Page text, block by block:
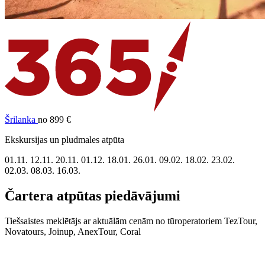
Šrilanka no 899 €
Ekskursijas un pludmales atpūta
01.11. 12.11. 20.11. 01.12. 18.01. 26.01. 09.02. 18.02. 23.02.
02.03. 08.03. 16.03.
Čartera atpūtas piedāvājumi
Tiešsaistes meklētājs ar aktuālām cenām no tūroperatoriem TezTour,
Novatours, Joinup, AnexTour, Coral